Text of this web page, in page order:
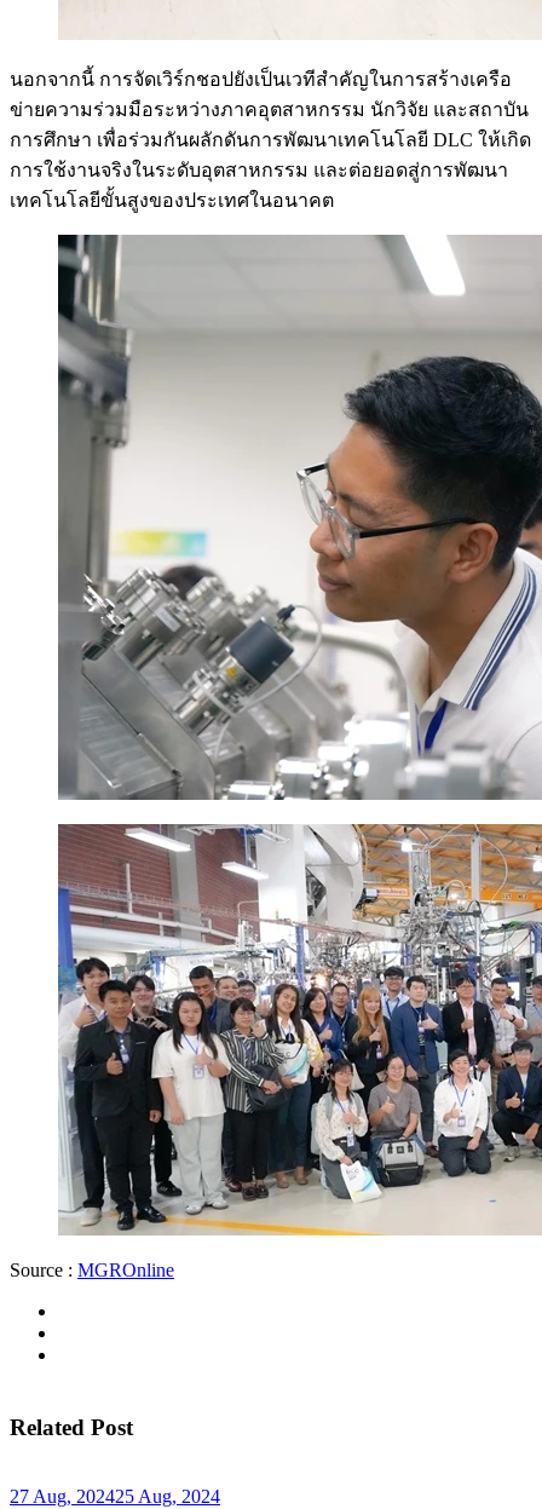
นอกจากนี้ การจัดเวิร์กชอปยังเป็นเวทีสำคัญในการสร้างเครือ
ข่ายความร่วมมือระหว่างภาคอุตสาหกรรม นักวิจัย และสถาบัน
การศึกษา เพื่อร่วมกันผลักดันการพัฒนาเทคโนโลยี DLC ให้เกิด
การใช้งานจริงในระดับอุตสาหกรรม และต่อยอดสู่การพัฒนา
เทคโนโลยีขั้นสูงของประเทศในอนาคต
Source : MGROnline
Related Post
27 Aug, 202425 Aug, 2024